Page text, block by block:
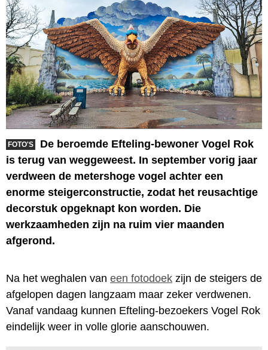
FOTO'S
De beroemde Efteling-bewoner Vogel Rok
is terug van weggeweest. In september vorig jaar
verdween de metershoge vogel achter een
enorme steigerconstructie, zodat het reusachtige
decorstuk opgeknapt kon worden. Die
werkzaamheden zijn na ruim vier maanden
afgerond.
Na het weghalen van een fotodoek zijn de steigers de
afgelopen dagen langzaam maar zeker verdwenen.
Vanaf vandaag kunnen Efteling-bezoekers Vogel Rok
eindelijk weer in volle glorie aanschouwen.